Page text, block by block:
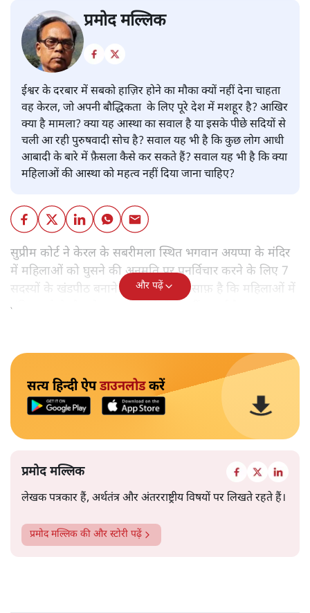
प्रमोद मल्लिक
ईश्वर के दरबार में सबको हाज़िर होने का मौका क्यों नहीं देना चाहता
वह केरल, जो अपनी बौद्धिकता के लिए पूरे देश में मशहूर है? आखिर
क्या है मामला? क्या यह आस्था का सवाल है या इसके पीछे सदियों से
चली आ रही पुरुषवादी सोच है? सवाल यह भी है कि कुछ लोग आधी
आबादी के बारे में फ़ैसला कैसे कर सकते हैं? सवाल यह भी है कि क्या
महिलाओं की आस्था को महत्व नहीं दिया जाना चाहिए?
सुप्रीम कोर्ट ने केरल के सबरीमला स्थित भगवान अयप्पा के मंदिर
में महिलाओं को घुसने की अनुमति पर पुनर्विचार करने के लिए 7
सदस्यों के खंडपीठ बनाने को कहा। इससे साफ़ है कि महिलाओं में
मंदिर जाने के फ़ैसले पर सरकार ने रोक नहीं लगाई है।
और पढ़ें
सत्य हिन्दी ऐपडाउनलोडकरें
प्रमोद मल्लिक
लेखक पत्रकार हैं, अर्थतंत्र और अंतरराष्ट्रीय विषयों पर लिखते रहते हैं।
प्रमोद मल्लिक की और स्टोरी पढ़ें